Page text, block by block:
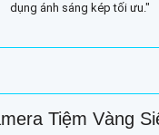
dụng ánh sáng kép tối ưu."
Tiệm Vàng